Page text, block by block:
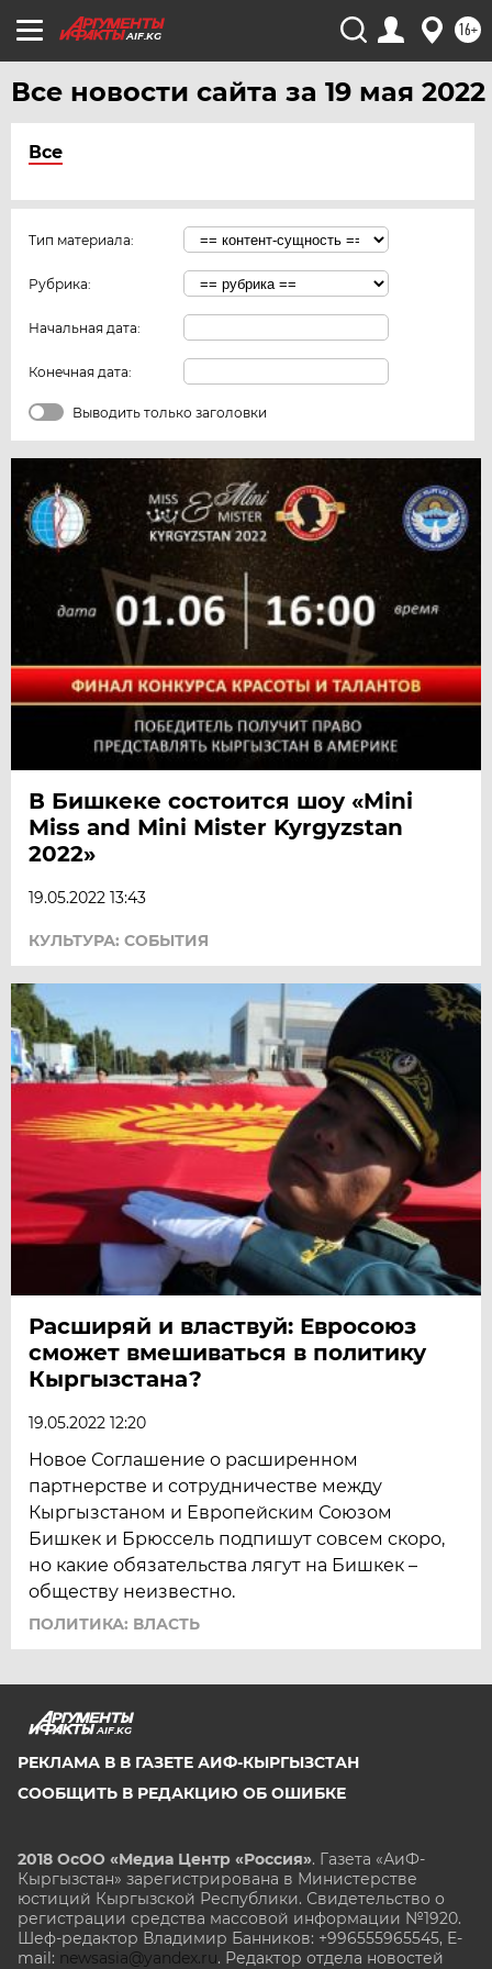
AIF.KG 16+
Все новости сайта за 19 мая 2022
Все
Тип материала:
Рубрика:
Начальная дата:
Конечная дата:
Выводить только заголовки
В Бишкеке состоится шоу «Mini
Miss and Мini Mister Kyrgyzstan
2022»
19.05.2022 13:43
КУЛЬТУРА: СОБЫТИЯ
Расширяй и властвуй: Евросоюз
сможет вмешиваться в политику
Кыргызстана?
19.05.2022 12:20
Новое Соглашение о расширенном
партнерстве и сотрудничестве между
Кыргызстаном и Европейским Союзом
Бишкек и Брюссель подпишут совсем скоро,
но какие обязательства лягут на Бишкек –
обществу неизвестно.
ПОЛИТИКА: ВЛАСТЬ
AIF.KG
РЕКЛАМА В В ГАЗЕТЕ АИФ-КЫРГЫЗСТАН
СООБЩИТЬ В РЕДАКЦИЮ ОБ ОШИБКЕ
2018 ОсОО «Медиа Центр «Россия». Газета «АиФ-
Кыргызстан» зарегистрирована в Министерстве
юстиций Кыргызской Республики. Свидетельство о
регистрации средства массовой информации №1920.
Шеф-редактор Владимир Банников: +996555965545, E-
mail: newsasia@yandex.ru. Редактор отдела новостей